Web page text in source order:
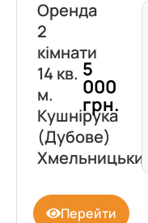
Оренда
2
кімнати
14 кв.
м.
Кушнірука
(Дубове)
Хмельницький
5
000
грн.
Перейти